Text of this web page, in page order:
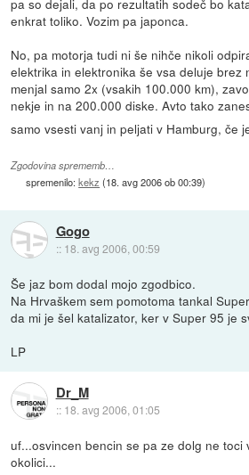
pa so dejali, da po rezultatih sodeč bo
enkrat toliko. Vozim pa japonca.
No, pa motorja tudi ni še nihče nikoli
elektrika in elektronika še vsa deluje brez
menjal samo 2x (vsakih 100.000 km),
nekje in na 200.000 diske. Avto tako
samo vsesti vanj in peljati v Hamburg, če
Zgodovina sprememb…
spremenilo:kekz (18. avg 2006 ob 00:39)
Gogo
:: 18. avg 2006, 00:59
Še jaz bom dodal mojo zgodbico.
Na Hrvaškem sem pomotoma tankal
da mi je šel katalizator, ker v Super 95 je
LP
Dr_M
:: 18. avg 2006, 01:05
uf...osvincen bencin se pa ze dolg ne toci
okolici...